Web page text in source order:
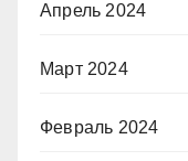
Апрель 2024
Март 2024
Февраль 2024